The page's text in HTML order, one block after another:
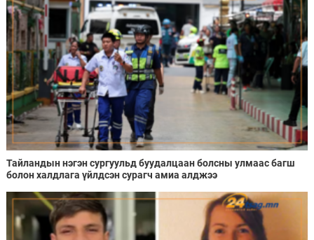
Тайландын нэгэн сургуульд буудалцаан болсны улмаас багш
болон халдлага үйлдсэн сурагч амиа алджээ